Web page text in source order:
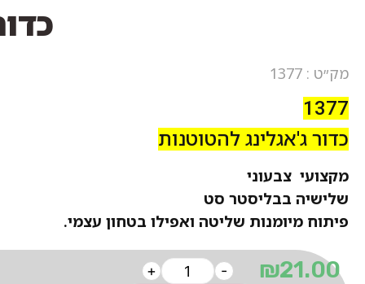
מק״ט : 1377
1377
כדור ג'אגלינג להטוטנות
מקצועי צבעוני
שלישיה בבליסטר סט
פיתוח מיומנות שליטה ואפילו בטחון עצמי.
₪21.00
-
+